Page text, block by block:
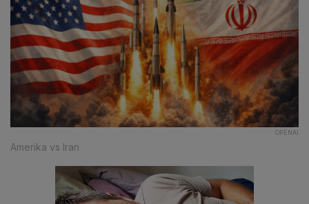
OPENAI
Amerika vs Iran